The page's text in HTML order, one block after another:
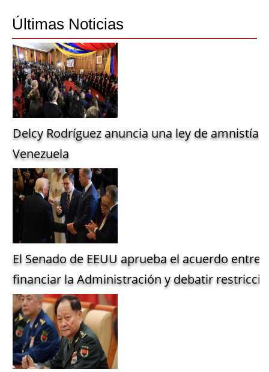
Últimas Noticias
Delcy Rodríguez anuncia una ley de amnistía
Venezuela
El Senado de EEUU aprueba el acuerdo entre
financiar la Administración y debatir